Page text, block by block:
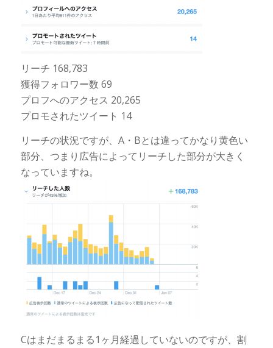
リーチ 168,783
獲得フォロワー数 69
プロフへのアクセス 20,265
プロモされたツイート 14
リーチの状況ですが、A・Bとは違ってかなり黄色い
部分、つまり広告によってリーチした部分が大きく
なっていますね。
Cはまだまるまる1ヶ月経過していないのですが、割